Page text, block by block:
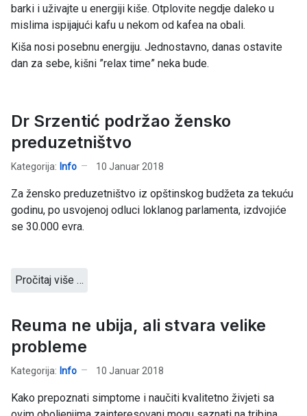
barki i uživajte u energiji kiše. Otplovite negdje daleko u
mislima ispijajući kafu u nekom od kafea na obali.
Kiša nosi posebnu energiju. Jednostavno, danas ostavite
dan za sebe, kišni ”relax time” neka bude.
Dr Srzentić podržao žensko
preduzetništvo
Kategorija: Info 10 Januar 2018
Za žensko preduzetništvo iz opštinskog budžeta za tekuću
godinu, po usvojenoj odluci loklanog parlamenta, izdvojiće
se 30.000 evra.
Pročitaj više …
Reuma ne ubija, ali stvara velike
probleme
Kategorija: Info 10 Januar 2018
Kako prepoznati simptome i naučiti kvalitetno živjeti sa